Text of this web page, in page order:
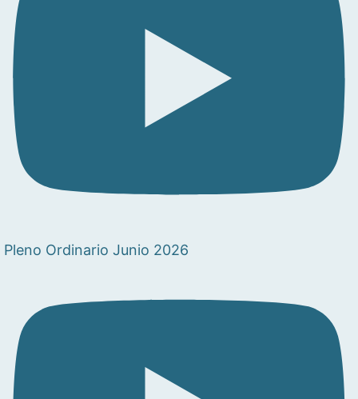
Pleno Ordinario Junio 2026